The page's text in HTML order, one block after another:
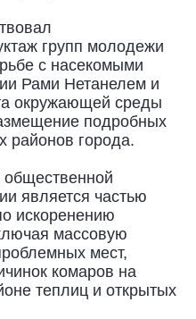
групп молодежи
с насекомыми
Рами Нетанелем и
окружающей среды
подробных
районов города.
является частью
искоренению
массовую
мест,
комаров на
теплиц и открытых